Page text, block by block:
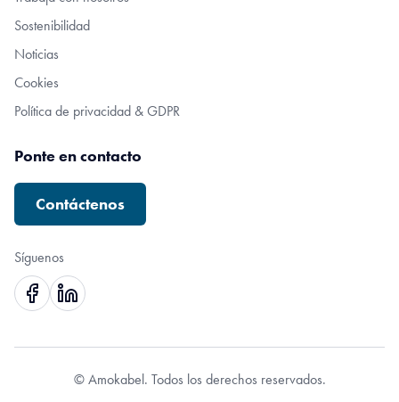
Sostenibilidad
Noticias
Cookies
Política de privacidad & GDPR
Ponte en contacto
Contáctenos
Síguenos
© Amokabel. Todos los derechos reservados.